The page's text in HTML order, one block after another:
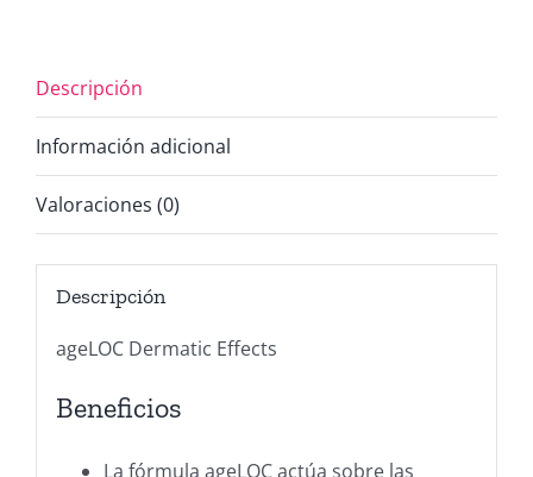
Descripción
Información adicional
Valoraciones (0)
Descripción
ageLOC Dermatic Effects
Beneficios
La fórmula ageLOC actúa sobre las